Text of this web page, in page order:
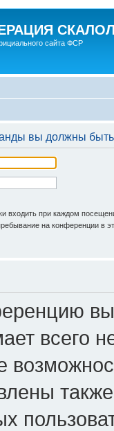
сайта ФСР
вы должны
входить при каждом
на конференции в
всего